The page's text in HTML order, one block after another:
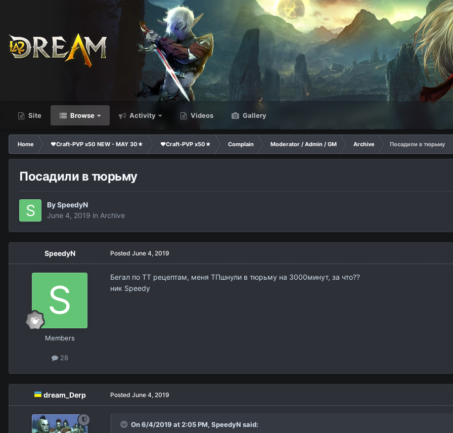
Site Browse Activity Videos Gallery
Home ❤Craft-PVP x50 NEW - MAY 30★ ❤Craft-PVP x50★ Complain Moderator / Admin / GM Archive
Посадили в тюрьму
Посадили в тюрьму
BySpeedyN
June 4, 2019 in Archive
SpeedyN
Members
28
Posted June 4, 2019
Бегал по ТТ рецептам, меня ТПшнули в тюрьму на 3000минут, за что??
ник Speedy
dream_Derp Posted June 4, 2019
On 6/4/2019 at 2:05 PM, SpeedyN said: